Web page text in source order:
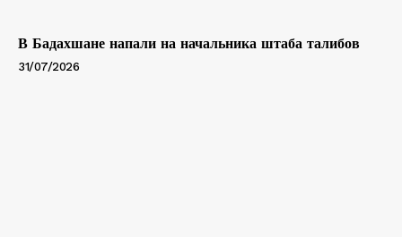
В Бадахшане напали на начальника штаба талибов
31/07/2026